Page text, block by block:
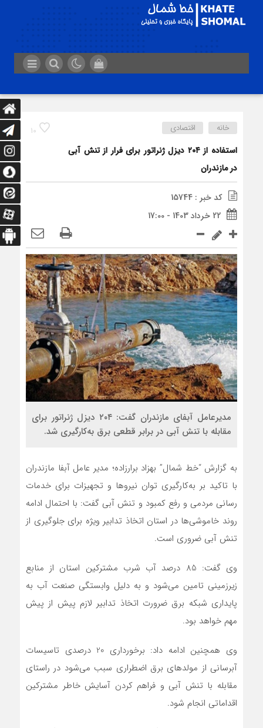
10 خانه اقتصادی
استفاده از ۲۰۴ دیزل ژنراتور برای فرار از تنش آبی
در مازندران
کد خبر : 15744
22 خرداد 1403 - 17:00
مدیرعامل آبفای مازندران گفت: ۲۰۴ دیزل ژنراتور برای
مقابله با تنش آبی در برابر قطعی برق به‌کارگیری شد.
به گزارش “خط شمال” بهزاد برارزاده؛ مدیر عامل آبفا مازندران
با تاکید بر به‌کارگیری توان نیرو‌ها و تجهیزات برای خدمات
رسانی مردمی و رفع کمبود و تنش آبی گفت: با احتمال ادامه
روند خاموشی‌ها در استان اتخاذ تدابیر ویژه برای جلوگیری از
تنش آبی ضروری است.
وی گفت: 85 درصد آب شرب مشترکین استان از منابع
زیرزمینی تامین می‌شود و به دلیل وابستگی صنعت آب به
پایداری شبکه برق ضرورت اتخاذ تدابیر لازم پیش از پیش
مهم خواهد بود.
وی همچنین ادامه داد: برخورداری 20 درصدی تاسیسات
آبرسانی از مولد‌های برق اضطراری سبب می‌شود در راستای
مقابله با تنش آبی و فراهم کردن آسایش خاطر مشترکین
اقداماتی انجام شود.